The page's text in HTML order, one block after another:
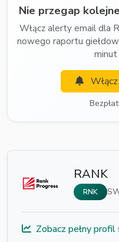
Nie przegap
Włącz alerty email dla
nowego raportu
minut
RANK
RNK
Zobacz pełny profil